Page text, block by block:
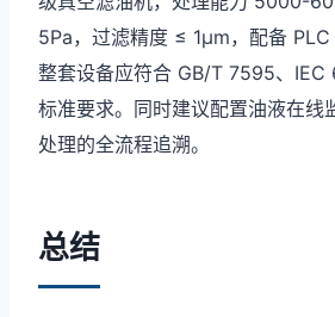
5Pa，过滤精度 ≤ 1μm，配备 PLC
整套设备应符合 GB/T 7595、
标准要求。同时建议配置油液在线
处理的全流程追溯。
总结